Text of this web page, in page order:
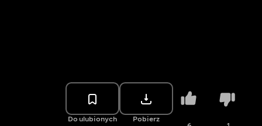
Do ulubionych Pobierz